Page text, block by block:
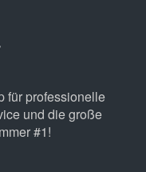
für professionelle
und die große
#1!